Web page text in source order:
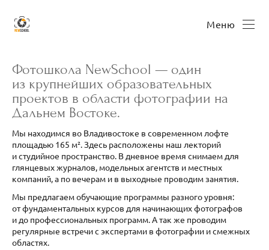
Меню
Фотошкола NewSchool — один
из крупнейших образовательных
проектов в области фотографии нa
Дальнем Востоке.
Мы находимся во Владивостоке в современном лофте
площадью 165 м². Здесь расположены наш лекторий
и студийное пространство. В дневное время снимаем для
глянцевых журналов, модельных агентств и местных
компаний, a по вечерам и в выходные проводим занятия.
Мы предлагаем обучающие программы разного уровня:
от фундаментальных курсов для начинающих фотографов
и до профессиональных программ. А так же проводим
регулярные встречи с экспертами в фотографии и смежных
областях.